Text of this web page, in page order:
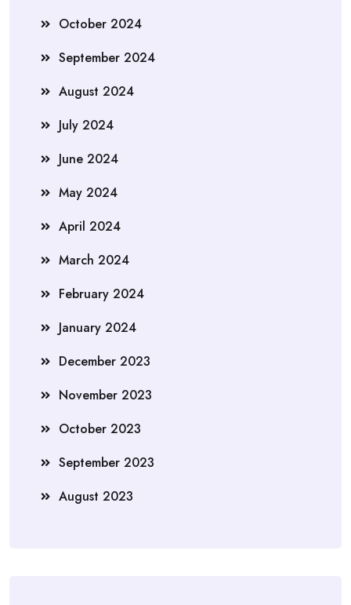
October 2024
September 2024
August 2024
July 2024
June 2024
May 2024
April 2024
March 2024
February 2024
January 2024
December 2023
November 2023
October 2023
September 2023
August 2023